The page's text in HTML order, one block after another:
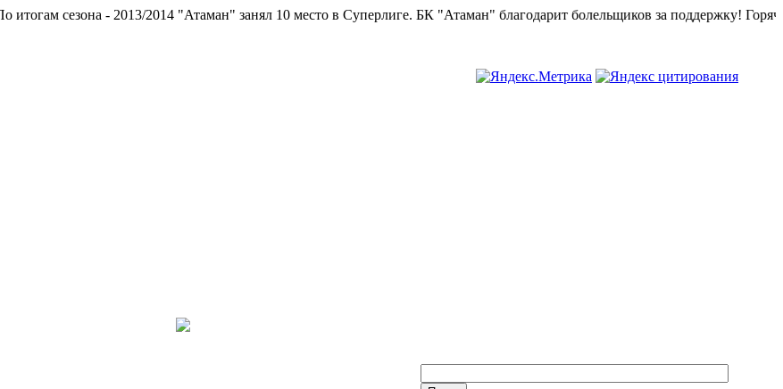
сезона - 2013/2014 "Атаман" занял 10 место в Суперлиге.БК "Атаман" благодарит болельщиков за поддержку!Горячая